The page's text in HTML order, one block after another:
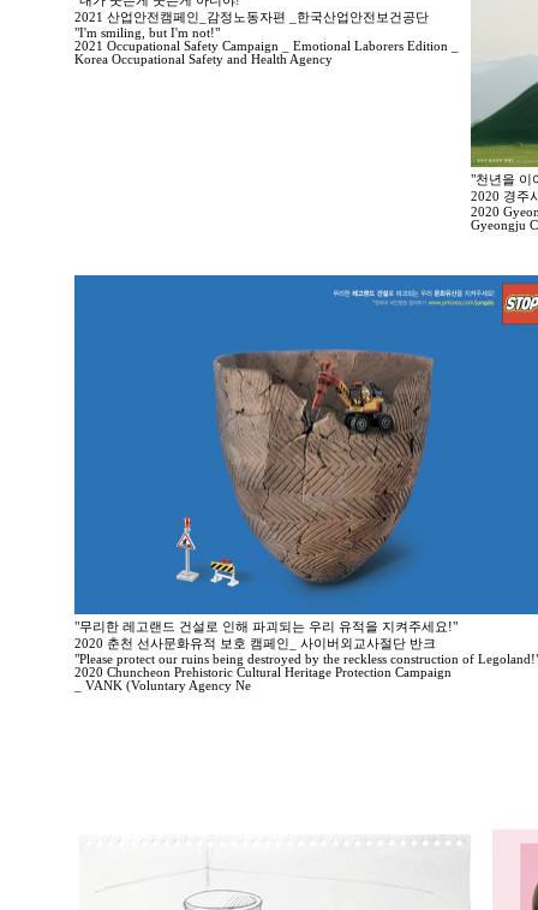
2021 산업안전캠페인_감정노동자편 _한국산업안전보건공단
"I'm smiling, but I'm not!"
2021 Occupational Safety Campaign _ Emotional Laborers Edition _
Korea Occupational Safety and Health Agency
"천년을 이
2020 경주
2020
Gyeongju
"무리한 레고랜드 건설로 인해 파괴되는 우리 유적을 지켜주세요!"
2020 춘천 선사문화유적 보호 캠페인_ 사이버외교사절단 반크
"Please protect our ruins being destroyed by the reckless construction of
2020 Chuncheon Prehistoric Cultural Heritage Protection Campaign
_ VANK (Voluntary Agency Ne